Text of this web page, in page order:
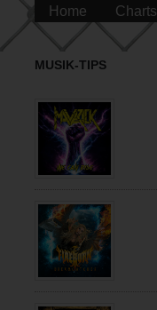
Home Charts
MUSIK-TIPS